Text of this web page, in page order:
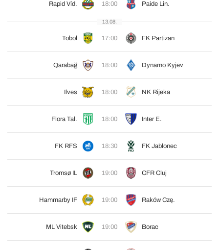
Rapid Víd. 18:00 Paide Lin.
13.08.
Tobol 17:00 FK Partizan
Qarabağ 18:00 Dynamo Kyjev
Ilves 18:00 NK Rijeka
Flora Tal. 18:00 Inter E.
FK RFS 18:30 FK Jablonec
Tromsø IL 19:00 CFR Cluj
Hammarby IF 19:00 Raków Czę.
ML Vitebsk 19:00 Borac